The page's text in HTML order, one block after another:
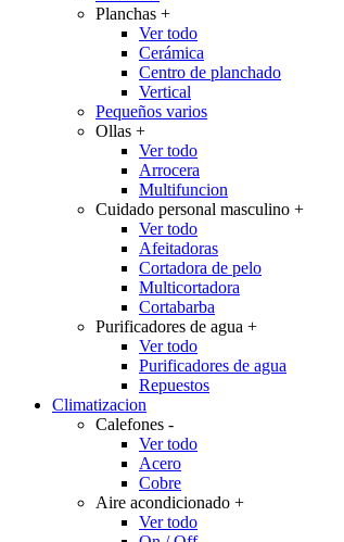
Planchas +
Ver todo
Cerámica
Centro de planchado
Vertical
Pequeños varios
Ollas +
Ver todo
Arrocera
Multifuncion
Cuidado personal masculino +
Ver todo
Afeitadoras
Cortadora de pelo
Multicortadora
Cortabarba
Purificadores de agua +
Ver todo
Purificadores de agua
Repuestos
Climatizacion
Calefones -
Ver todo
Acero
Cobre
Aire acondicionado +
Ver todo